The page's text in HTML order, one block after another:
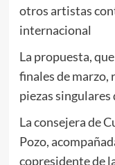
otros artistas
internacional
La propuesta,
finales de marzo,
piezas singulares
La consejera de
Pozo,
copresidente de